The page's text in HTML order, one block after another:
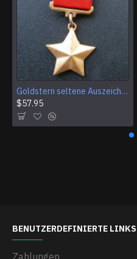
Goldstern seltene Auszeichnung HELD DER UdSSR
$57.95
BENUTZERDEFINIERTE LINKS
Zahlungen